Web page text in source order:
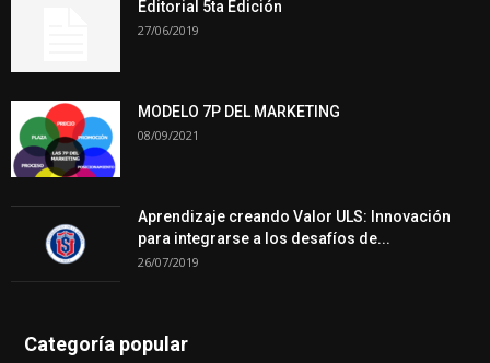
Editorial 5ta Edición
27/06/2019
MODELO 7P DEL MARKETING
08/09/2021
Aprendizaje creando Valor ULS: Innovación
para integrarse a los desafíos de...
26/07/2019
Categoría popular